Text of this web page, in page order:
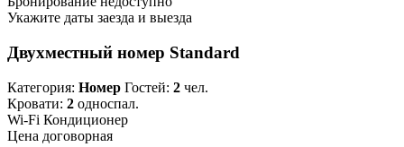
Укажите даты заезда и выезда
Двухместный номер Standard
Категория: Номер Гостей: 2 чел.
Кровати: 2 односпал.
Wi-Fi Кондиционер
Цена договорная